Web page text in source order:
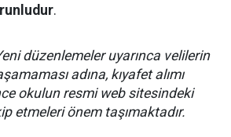
.
düzenlemeler uyarınca velilerin
adına, kıyafet alımı
okulun resmi web sitesindeki
etmeleri önem taşımaktadır.